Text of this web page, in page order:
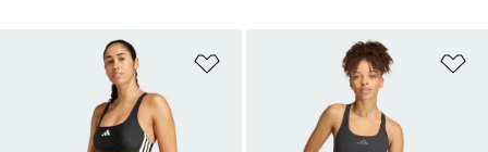
Lägg till på önskelistan